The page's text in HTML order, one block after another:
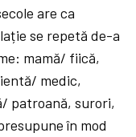
are ca
se repetă de-a
mamă/ fiică,
medic,
patroană, surori,
în mod